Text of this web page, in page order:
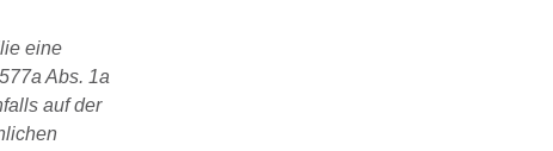
eine
Abs. 1a
auf der